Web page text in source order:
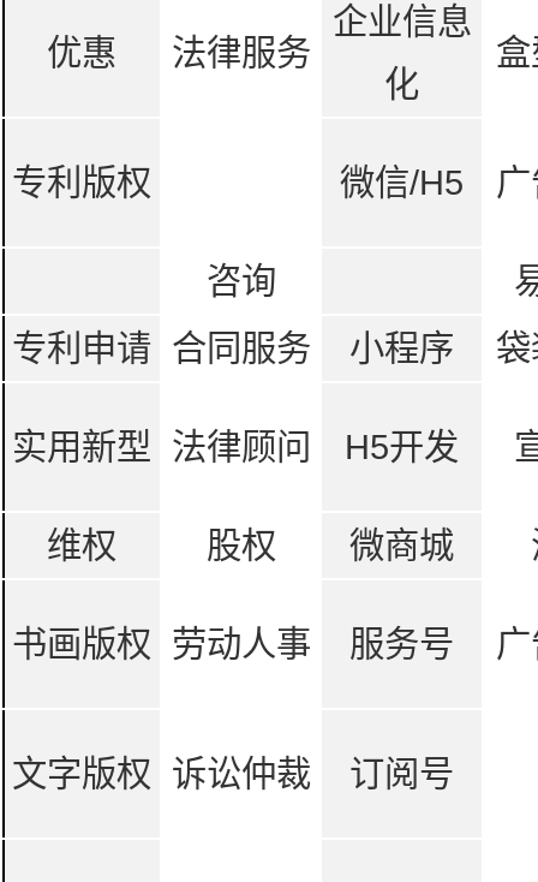
优惠 法律服务
企业信息
化
专利版权 微信/H5
咨询
专利申请 合同服务 小程序
实用新型 法律顾问 H5开发
维权 股权 微商城
书画版权 劳动人事 服务号
文字版权 诉讼仲裁 订阅号